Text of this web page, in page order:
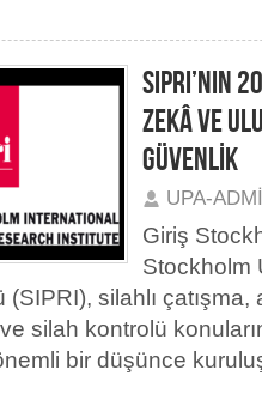
SIPRI’NIN
ZEKÂ VE
GÜVENLİK
UPA-
Giriş
Stockholm
(SIPRI), silahlı
silah kontrolü
bir düşünce